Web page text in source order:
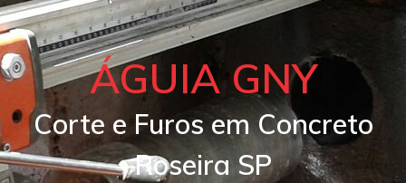
ÁGUIA GNY
Corte e Furos em Concreto
Roseira SP